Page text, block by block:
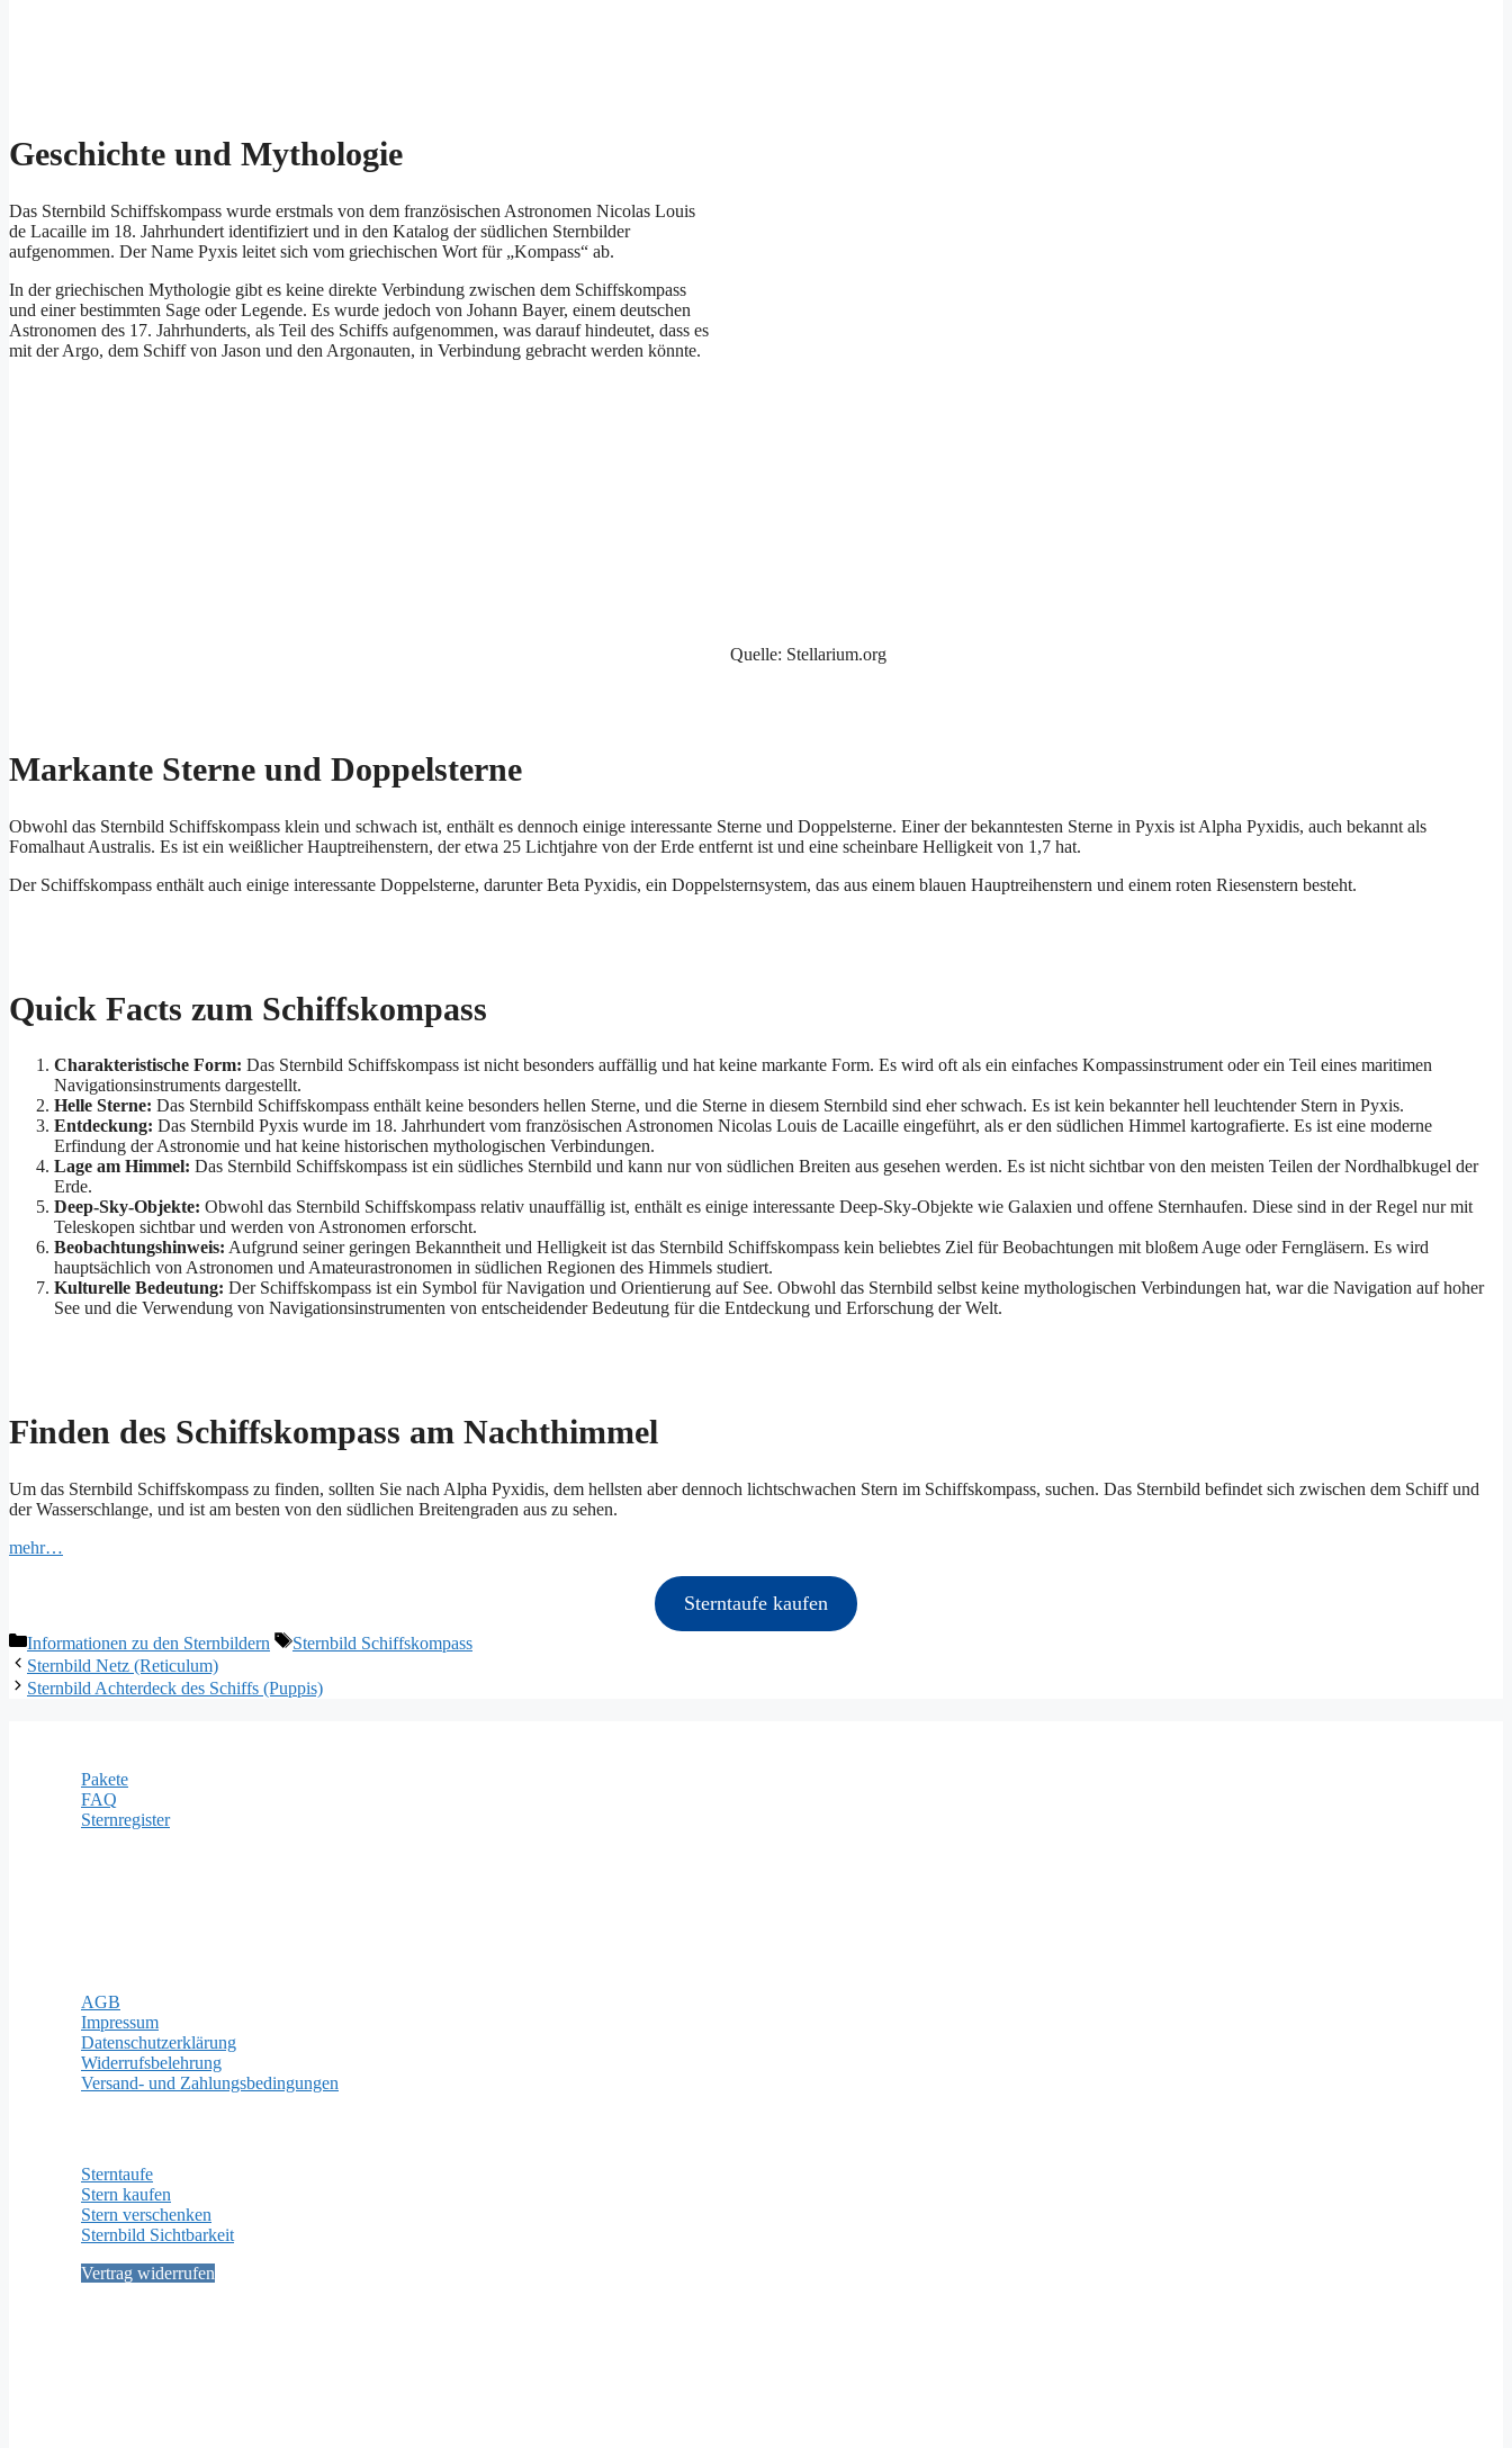
Geschichte und Mythologie
Quelle: Stellarium.org
Das Sternbild Schiffskompass wurde erstmals von dem französischen Astronomen Nicolas Louis
de Lacaille im 18. Jahrhundert identifiziert und in den Katalog der südlichen Sternbilder
aufgenommen. Der Name Pyxis leitet sich vom griechischen Wort für „Kompass“ ab.
In der griechischen Mythologie gibt es keine direkte Verbindung zwischen dem Schiffskompass
und einer bestimmten Sage oder Legende. Es wurde jedoch von Johann Bayer, einem deutschen
Astronomen des 17. Jahrhunderts, als Teil des Schiffs aufgenommen, was darauf hindeutet, dass es
mit der Argo, dem Schiff von Jason und den Argonauten, in Verbindung gebracht werden könnte.
Markante Sterne und Doppelsterne
Obwohl das Sternbild Schiffskompass klein und schwach ist, enthält es dennoch einige interessante Sterne und Doppelsterne. Einer der bekanntesten Sterne in Pyxis ist Alpha Pyxidis, auch bekannt als
Fomalhaut Australis. Es ist ein weißlicher Hauptreihenstern, der etwa 25 Lichtjahre von der Erde entfernt ist und eine scheinbare Helligkeit von 1,7 hat.
Der Schiffskompass enthält auch einige interessante Doppelsterne, darunter Beta Pyxidis, ein Doppelsternsystem, das aus einem blauen Hauptreihenstern und einem roten Riesenstern besteht.
Quick Facts zum Schiffskompass
Charakteristische Form: Das Sternbild Schiffskompass ist nicht besonders auffällig und hat keine markante Form. Es wird oft als ein einfaches Kompassinstrument oder ein Teil eines maritimen
Navigationsinstruments dargestellt.
Helle Sterne: Das Sternbild Schiffskompass enthält keine besonders hellen Sterne, und die Sterne in diesem Sternbild sind eher schwach. Es ist kein bekannter hell leuchtender Stern in Pyxis.
Entdeckung: Das Sternbild Pyxis wurde im 18. Jahrhundert vom französischen Astronomen Nicolas Louis de Lacaille eingeführt, als er den südlichen Himmel kartografierte. Es ist eine moderne
Erfindung der Astronomie und hat keine historischen mythologischen Verbindungen.
Lage am Himmel: Das Sternbild Schiffskompass ist ein südliches Sternbild und kann nur von südlichen Breiten aus gesehen werden. Es ist nicht sichtbar von den meisten Teilen der Nordhalbkugel der
Erde.
Deep-Sky-Objekte: Obwohl das Sternbild Schiffskompass relativ unauffällig ist, enthält es einige interessante Deep-Sky-Objekte wie Galaxien und offene Sternhaufen. Diese sind in der Regel nur mit
Teleskopen sichtbar und werden von Astronomen erforscht.
Beobachtungshinweis: Aufgrund seiner geringen Bekanntheit und Helligkeit ist das Sternbild Schiffskompass kein beliebtes Ziel für Beobachtungen mit bloßem Auge oder Ferngläsern. Es wird
hauptsächlich von Astronomen und Amateurastronomen in südlichen Regionen des Himmels studiert.
Kulturelle Bedeutung: Der Schiffskompass ist ein Symbol für Navigation und Orientierung auf See. Obwohl das Sternbild selbst keine mythologischen Verbindungen hat, war die Navigation auf hoher
See und die Verwendung von Navigationsinstrumenten von entscheidender Bedeutung für die Entdeckung und Erforschung der Welt.
Finden des Schiffskompass am Nachthimmel
Um das Sternbild Schiffskompass zu finden, sollten Sie nach Alpha Pyxidis, dem hellsten aber dennoch lichtschwachen Stern im Schiffskompass, suchen. Das Sternbild befindet sich zwischen dem Schiff und
der Wasserschlange, und ist am besten von den südlichen Breitengraden aus zu sehen.
mehr…
Sterntaufe kaufen
Kategorien
Informationen zu den Sternbildern Schlagwörter
Sternbild Schiffskompass
Sternbild Netz (Reticulum)
Sternbild Achterdeck des Schiffs (Puppis)
Pakete
FAQ
Sternregister
AGB
Impressum
Datenschutzerklärung
Widerrufsbelehrung
Versand- und Zahlungsbedingungen
Sterntaufe
Stern kaufen
Stern verschenken
Sternbild Sichtbarkeit
Vertrag widerrufen